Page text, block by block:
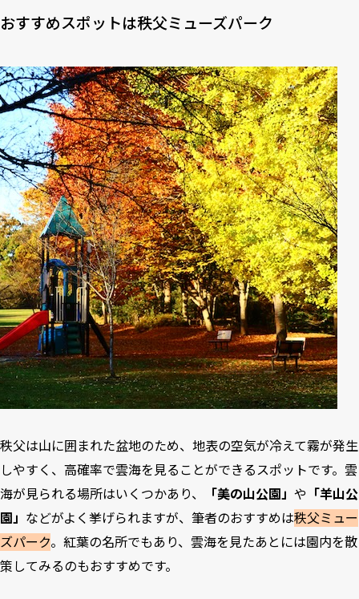
おすすめスポットは秩父ミューズパーク
秩父は山に囲まれた盆地のため、地表の空気が冷えて霧が発生
しやすく、高確率で雲海を見ることができるスポットです。雲
海が見られる場所はいくつかあり、
「美の山公園」 や 「羊山公
園」 などがよく挙げられますが、筆者のおすすめは秩父ミュー
ズパーク。紅葉の名所でもあり、雲海を見たあとには園内を散
策してみるのもおすすめです。